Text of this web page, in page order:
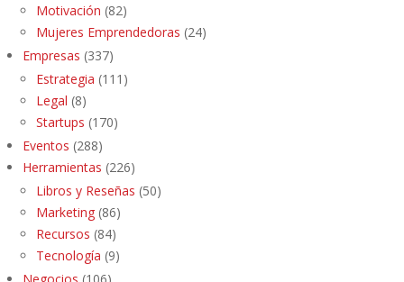
Motivación (82)
Mujeres Emprendedoras (24)
Empresas (337)
Estrategia (111)
Legal (8)
Startups (170)
Eventos (288)
Herramientas (226)
Libros y Reseñas (50)
Marketing (86)
Recursos (84)
Tecnología (9)